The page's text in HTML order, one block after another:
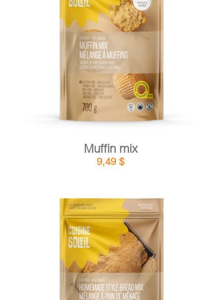
ADD TO CART
Muffin mix
9,49 $
ADD TO CART DETAILS